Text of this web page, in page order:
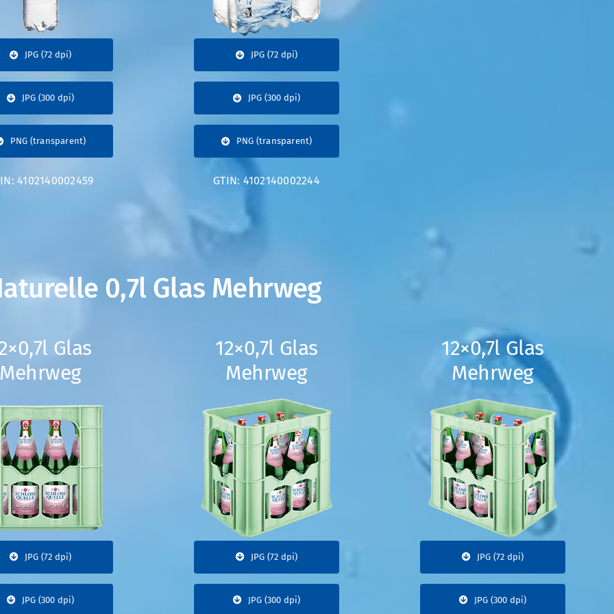
JPG (72 dpi)
JPG (300 dpi)
PNG (transparent)
4102140002459
JPG (72 dpi)
JPG (300 dpi)
PNG (transparent)
GTIN: 4102140002244
0,7l Glas Mehrweg
Glas
Mehrweg
JPG (72 dpi)
JPG (300 dpi)
12×0,7l Glas
Mehrweg
JPG (72 dpi)
JPG (300 dpi)
12×0,7l Glas
Mehrweg
JPG (72 dpi)
JPG (300 dpi)